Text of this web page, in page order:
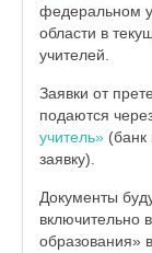
федеральном
области в
учителей.
Заявки от
подаются
учитель» (банк
заявку).
Документы
включительно
образования»